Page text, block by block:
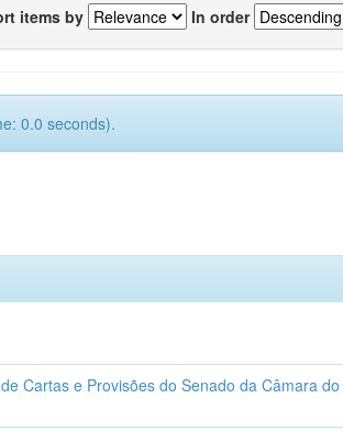
items by In order
0.0 seconds).
Cartas e Provisões do Senado da Câmara do